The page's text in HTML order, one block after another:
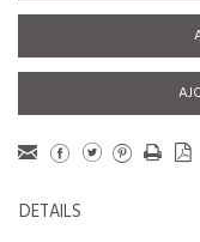
DETAILS